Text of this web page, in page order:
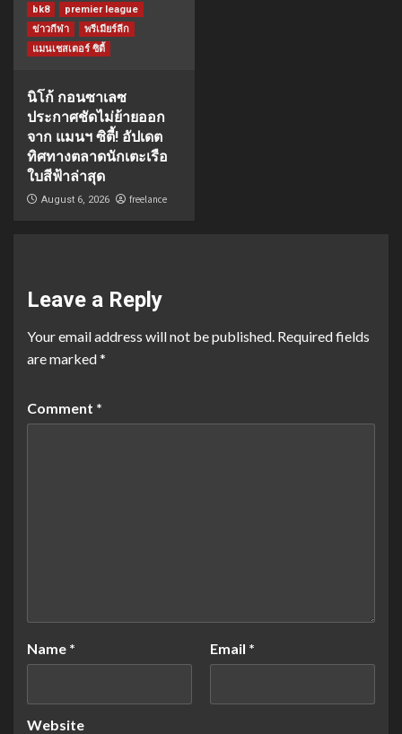
bk8
premier league
ข่าวกีฬา
พรีเมียร์ลีก
แมนเชสเตอร์ ซิตี้
นิโก้ กอนซาเลซ
ประกาศชัดไม่ย้ายออก
จาก แมนฯ ซิตี้! อัปเดต
ทิศทางตลาดนักเตะเรือ
ใบสีฟ้าล่าสุด
August 6, 2026 freelance
Leave a Reply
Your email address will not be published. Required fields
are marked*
Comment *
Name * Email *
Website